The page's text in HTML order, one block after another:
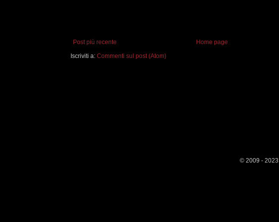
Post più recente
Home page
Iscriviti a: Commenti sul post (Atom)
© 2009 - 2023